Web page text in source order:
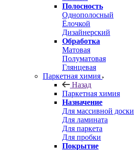
Полосность
Однополосный
Ёлочкой
Дизайнерский
Обработка
Матовая
Полуматовая
Глянцевая
Паркетная химия
Назад
Паркетная химия
Назначение
Для массивной доски
Для ламината
Для паркета
Для пробки
Покрытие